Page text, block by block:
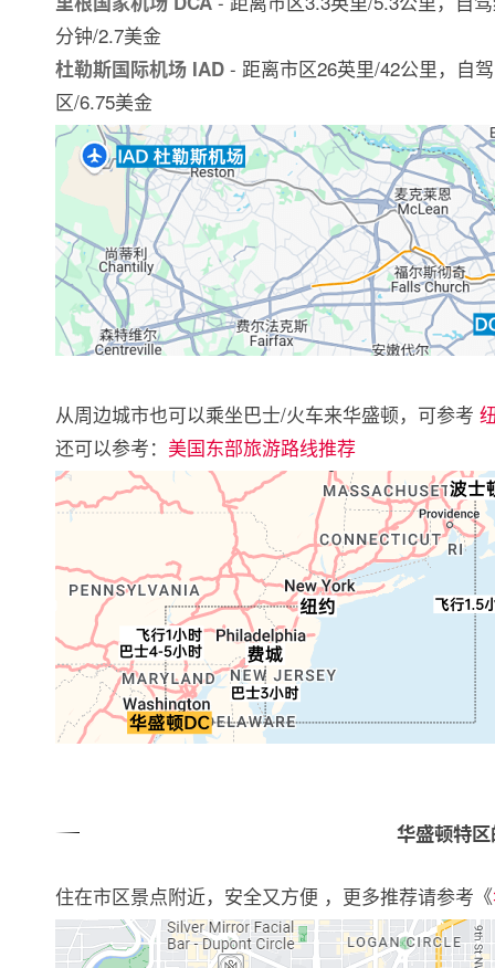
分钟/2.7美金
杜勒斯国际机场 IAD - 距离市区26英里/42公里，自
区/6.75美金
从周边城市也可以乘坐巴士/火车来华盛顿，可参考
还可以参考： 美国东部旅游路线推荐
华盛顿特
住在市区景点附近，安全又方便 ，更多推荐请参考《